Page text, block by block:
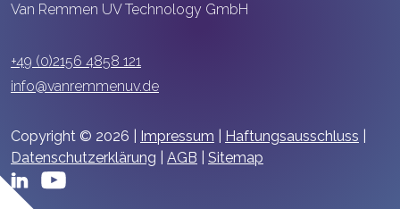
Van Remmen UV Technology GmbH
+49 (0)2156 4858 121
info@vanremmenuv.de
Copyright © 2026 | Impressum Haftungsausschluss
Datenschutzerklärung
AGB Sitemap